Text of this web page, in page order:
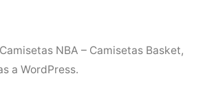
NBA – Camisetas Basket,
a WordPress.